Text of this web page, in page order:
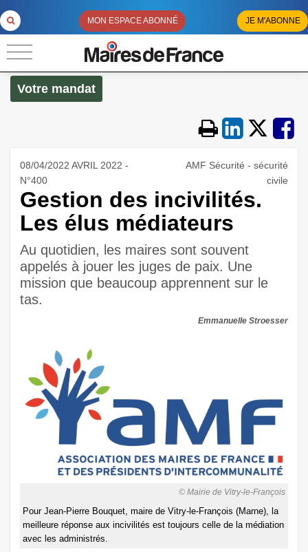
MON ESPACE ABONNÉ JE M'ABONNE
Votre mandat
08/04/2022 AVRIL 2022 -
N°400
AMF Sécurité - sécurité
civile
Gestion des incivilités.
Les élus médiateurs
Au quotidien, les maires sont souvent
appelés à jouer les juges de paix. Une
mission que beaucoup apprennent sur le
tas.
Emmanuelle Stroesser
© Mairie de Vitry-le-François
Pour Jean-Pierre Bouquet, maire de Vitry-le-François (Marne), la
meilleure réponse aux incivilités est toujours celle de la médiation
avec les administrés.